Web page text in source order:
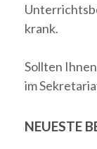
krank.
Sollten
im
NEUESTE